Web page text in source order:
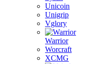
Unicoin
Unigrip
Vglory
Warrior
Worcraft
XCMG